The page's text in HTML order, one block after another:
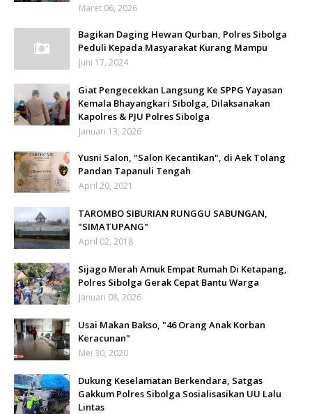
Maret 06, 2026
Bagikan Daging Hewan Qurban, Polres Sibolga
Peduli Kepada Masyarakat Kurang Mampu
Juni 17, 2024
Giat Pengecekkan Langsung Ke SPPG Yayasan
Kemala Bhayangkari Sibolga, Dilaksanakan
Kapolres & PJU Polres Sibolga
Januari 13, 2026
Yusni Salon, "Salon Kecantikan", di Aek Tolang
Pandan Tapanuli Tengah
April 20, 2021
TAROMBO SIBURIAN RUNGGU SABUNGAN,
"SIMATUPANG"
April 02, 2018
Sijago Merah Amuk Empat Rumah Di Ketapang,
Polres Sibolga Gerak Cepat Bantu Warga
Januari 08, 2026
Usai Makan Bakso, "46 Orang Anak Korban
Keracunan"
Mei 30, 2020
Dukung Keselamatan Berkendara, Satgas
Gakkum Polres Sibolga Sosialisasikan UU Lalu
Lintas